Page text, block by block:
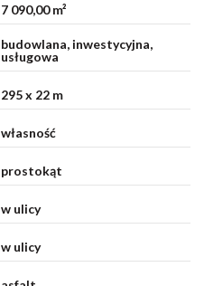
7 090,00 m²
budowlana, inwestycyjna,
usługowa
295 x 22 m
własność
prostokąt
w ulicy
w ulicy